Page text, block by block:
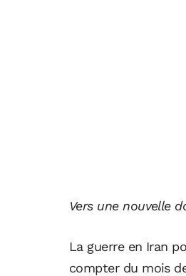
Vers une nouvelle
La guerre en Iran
compter du mois